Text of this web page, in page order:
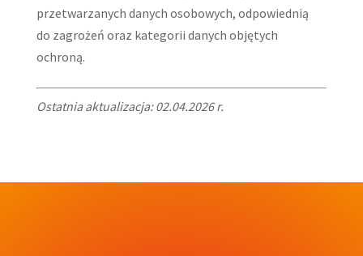
przetwarzanych danych osobowych, odpowiednią
do zagrożeń oraz kategorii danych objętych
ochroną.
Ostatnia aktualizacja: 02.04.2026 r.